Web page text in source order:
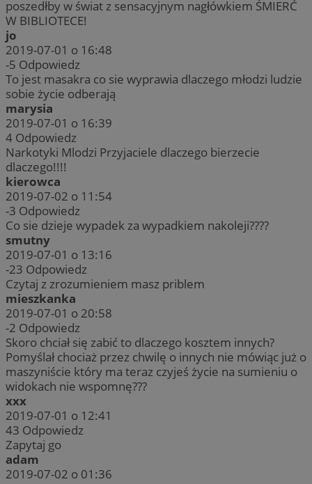
poszedłby w świat z sensacyjnym nagłówkiem ŚMIERĆ
W BIBLIOTECE!
jo
2019-07-01 o 16:48
-5 Odpowiedz
To jest masakra co sie wyprawia dlaczego młodzi ludzie
sobie życie odberają
marysia
2019-07-01 o 16:39
4 Odpowiedz
Narkotyki Mlodzi Przyjaciele dlaczego bierzecie
dlaczego!!!!
kierowca
2019-07-02 o 11:54
-3 Odpowiedz
Co sie dzieje wypadek za wypadkiem nakoleji????
smutny
2019-07-01 o 13:16
-23 Odpowiedz
Czytaj z zrozumieniem masz priblem
mieszkanka
2019-07-01 o 20:58
-2 Odpowiedz
Skoro chciał się zabić to dlaczego kosztem innych?
Pomyślał chociaż przez chwilę o innych nie mówiąc już o
maszyniście który ma teraz czyjeś życie na sumieniu o
widokach nie wspomnę???
xxx
2019-07-01 o 12:41
43 Odpowiedz
Zapytaj go
adam
2019-07-02 o 01:36